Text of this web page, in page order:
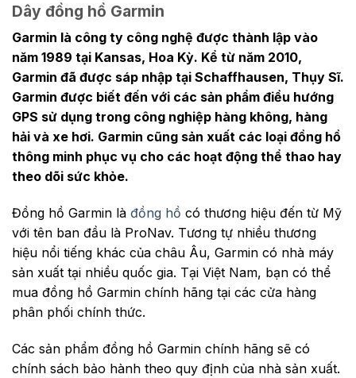
Dây đồng hồ Garmin
Garmin là công ty công nghệ được thành lập vào
năm 1989 tại Kansas, Hoa Kỳ. Kể từ năm 2010,
Garmin đã được sáp nhập tại Schaffhausen, Thụy Sĩ.
Garmin được biết đến với các sản phẩm điều hướng
GPS sử dụng trong công nghiệp hàng không, hàng
hải và xe hơi. Garmin cũng sản xuất các loại đồng hồ
thông minh phục vụ cho các hoạt động thể thao hay
theo dõi sức khỏe.
Đồng hồ Garmin là đồng hồ có thương hiệu đến từ Mỹ
với tên ban đầu là ProNav. Tương tự nhiều thương
hiệu nổi tiếng khác của châu Âu, Garmin có nhà máy
sản xuất tại nhiều quốc gia. Tại Việt Nam, bạn có thể
mua đồng hồ Garmin chính hãng tại các cửa hàng
phân phối chính thức.
Các sản phẩm đồng hồ Garmin chính hãng sẽ có
chính sách bảo hành theo quy định của nhà sản xuất.